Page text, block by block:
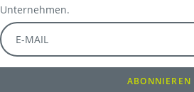
Unternehmen.